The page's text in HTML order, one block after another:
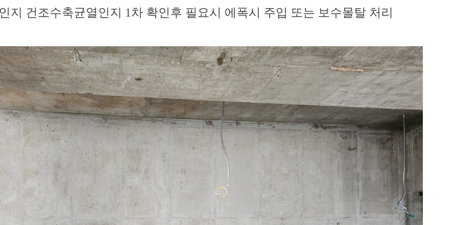
지 건조수축균열인지 1차 확인후 필요시 에폭시 주입 또는 보수몰탈 처리